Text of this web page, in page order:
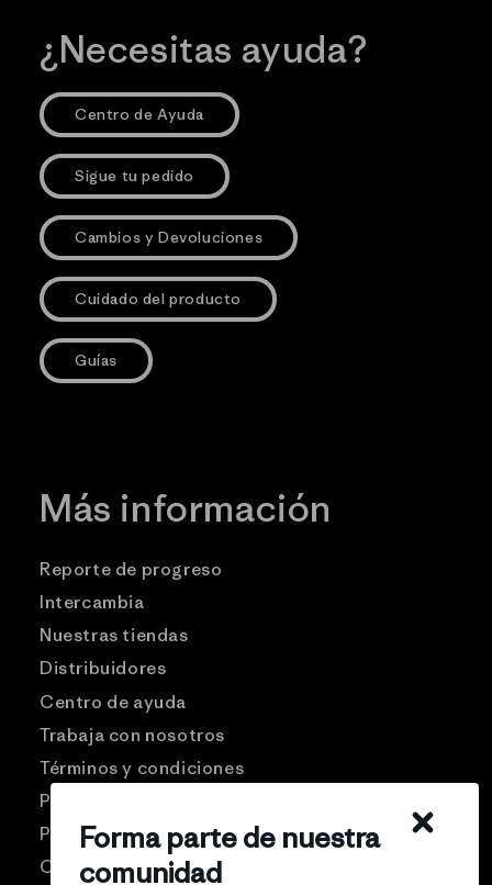
¿Necesitas ayuda?
Centro de Ayuda
Sigue tu pedido
Cambios y Devoluciones
Cuidado del producto
Guías
Más información
Reporte de progreso
Intercambia
Nuestras tiendas
Distribuidores
Centro de ayuda
Trabaja con nosotros
Términos y condiciones
Patagonia USA
Preguntas frecuentes
Comunidad Pro
Forma parte de nuestra
comunidad